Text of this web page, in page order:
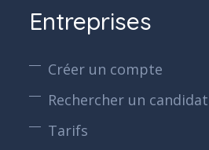
Entreprises
Créer un compte
Rechercher un candidat
Tarifs